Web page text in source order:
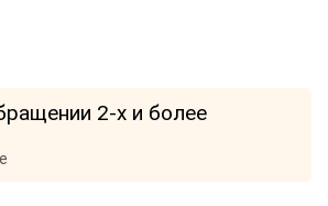
2-х и более